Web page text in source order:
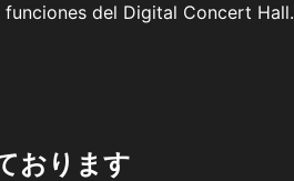
del Digital Concert Hall.
おります